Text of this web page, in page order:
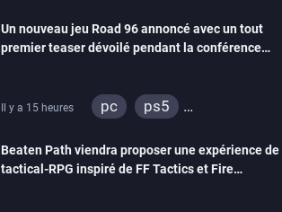
stadia
ps4
xbox one
switch 2
Un nouveau jeu Road 96 annoncé avec un tout
premier teaser dévoilé pendant la conférence
Il y a 15 heures pc
ps5
stadia
ps4
xbox one
Beaten Path viendra proposer une expérience de
tactical-RPG inspiré de FF Tactics et Fire